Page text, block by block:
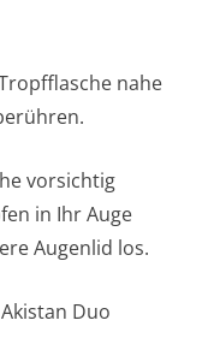
nahe
vorsichtig
in Ihr Auge
Augenlid los.
Duo